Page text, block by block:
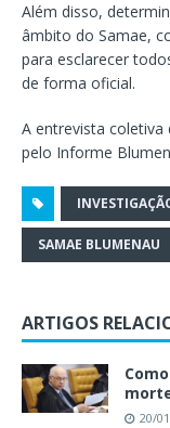
Além disso,
âmbito do Samae,
para esclarecer
de forma oficial.
A entrevista
pelo Informe
SAMAE BLUMENAU
ARTIGOS
20/